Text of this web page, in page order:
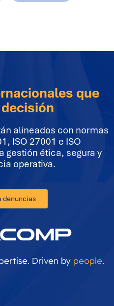
que
alineados con normas
ISO 27001 e ISO
gestión ética, segura y
operativa.
denuncias
Driven by people.